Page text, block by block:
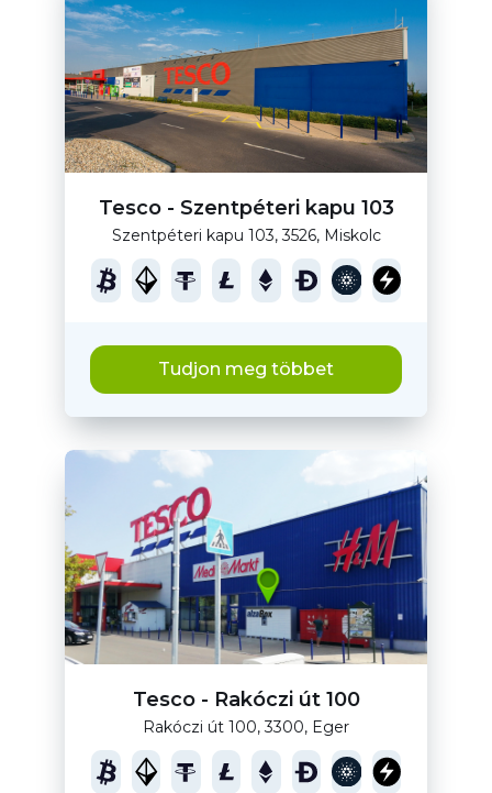
Tesco - Szentpéteri kapu 103
Szentpéteri kapu 103, 3526, Miskolc
Tudjon meg többet
Tesco - Rakóczi út 100
Rakóczi út 100, 3300, Eger